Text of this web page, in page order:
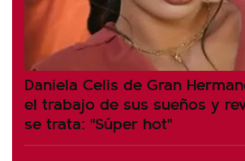
Daniela Celis de Gran
el trabajo de sus sueños y
se trata: "Súper hot"